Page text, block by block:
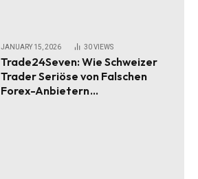
JANUARY 15, 2026 30VIEWS
Trade24Seven: Wie Schweizer
Trader Seriöse von Falschen
Forex-Anbietern